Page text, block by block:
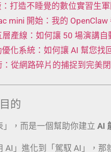
打造不睡覺的數位實習生
mini 開始：我的
產線：如何讓 50 場演講自
優化系統：如何讓 AI 幫您找
從網路碎片的捕捉到完美
的
，而是一個幫助你建立 AI
AI」進化到「駕馭 AI」，那